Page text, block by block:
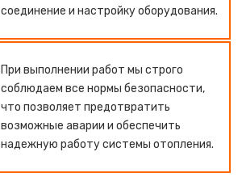
соединение и настройку оборудования.
При выполнении работ мы строго
соблюдаем все нормы безопасности,
что позволяет предотвратить
возможные аварии и обеспечить
надежную работу системы отопления.